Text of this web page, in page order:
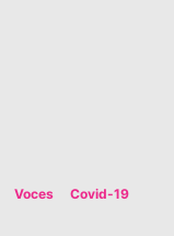
Voces Covid-19